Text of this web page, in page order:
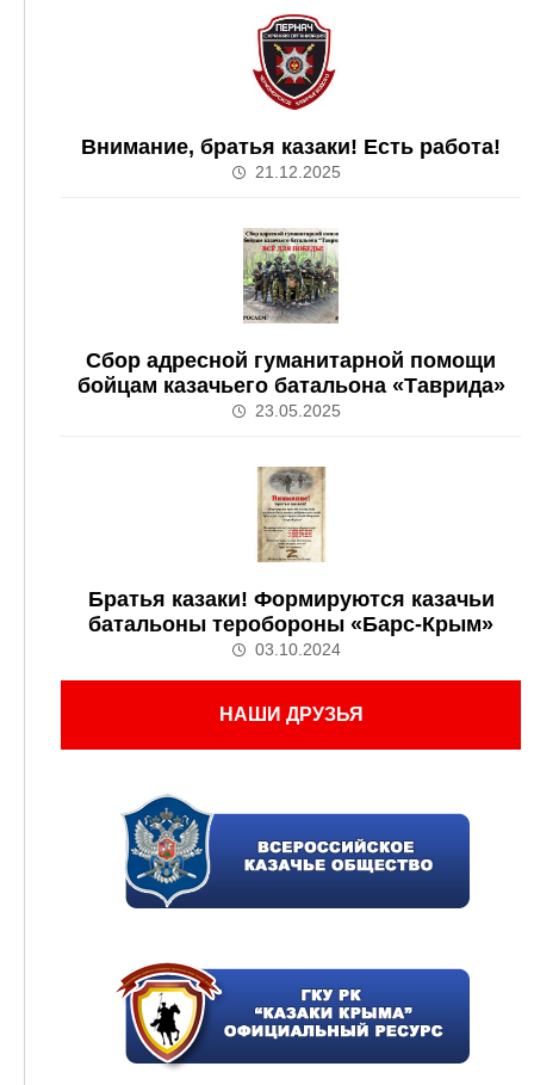
Внимание, братья казаки! Есть работа!
21.12.2025
Сбор адресной гуманитарной помощи
бойцам казачьего батальона «Таврида»
23.05.2025
Братья казаки! Формируются казачьи
батальоны теробороны «Барс-Крым»
03.10.2024
НАШИ ДРУЗЬЯ